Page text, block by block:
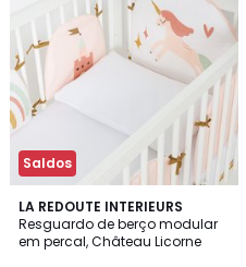
Saldos
LA REDOUTE INTERIEURS
Resguardo de berço modular
em percal, Château Licorne
4
/
5